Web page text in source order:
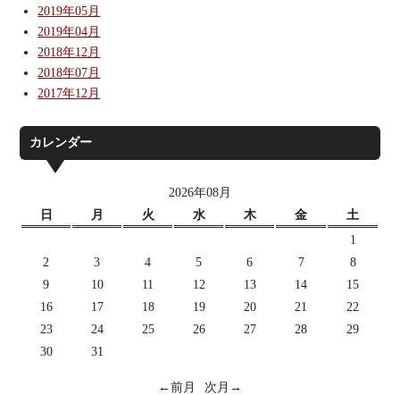
2019年05月
2019年04月
2018年12月
2018年07月
2017年12月
カレンダー
2026年08月
日
月 火 水 木 金
土
1
2
3 4 5 6 7
8
9
10 11 12 13 14
15
16
17 18 19 20 21
22
23
24 25 26 27 28
29
30
31
←前月 次月→